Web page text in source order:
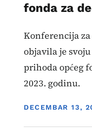
fonda za
Konferencija
objavila je
prihoda općeg
2023. godinu.
DISPLAY DATE
DECEMBAR 13,